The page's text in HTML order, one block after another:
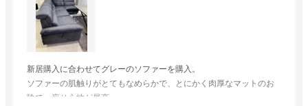
新居購入に合わせてグレーのソファーを購入。
ソファーの肌触りがとてもなめらかで、とにかく肉厚なマットのお
陰で、座り心地が最高。